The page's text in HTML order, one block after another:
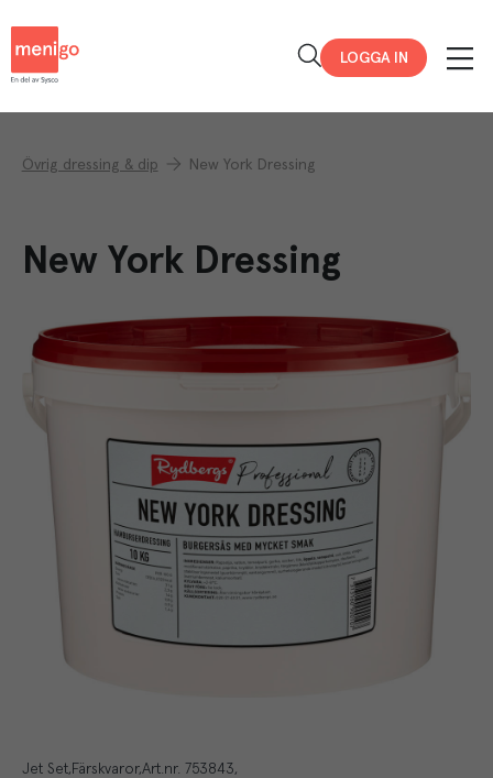
LOGGA IN
Övrig dressing & dip New York Dressing
New York Dressing
Jet Set Färskvaror Art.nr. 753843